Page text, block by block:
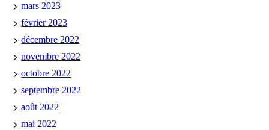
mars 2023
février 2023
décembre 2022
novembre 2022
octobre 2022
septembre 2022
août 2022
mai 2022